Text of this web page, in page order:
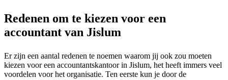
Redenen om te kiezen voor een
accountant van Jislum
Er zijn een aantal redenen te noemen waarom jij ook zou moeten
kiezen voor een accountantskantoor in Jislum, het heeft immers veel
voordelen voor het organisatie. Ten eerste kun je door de